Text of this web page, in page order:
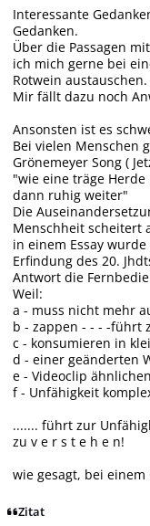
Interessante
Gedanken.
Über die Passagen
ich mich gerne bei
Rotwein austauschen.
Mir fällt dazu noch
Ansonsten ist es
Bei vielen Menschen
Grönemeyer Song (
"wie eine träge
dann ruhig weiter"
Die
Menschheit scheitert
in einem Essay
Erfindung des 20.
Antwort die
Weil:
a - muss nicht mehr
b - zappen - - - -führt
c - konsumieren in
d - einer geänderten
e - Videoclip
f - Unfähigkeit
....... führt zur
zu v e r s t e h e n!
wie gesagt, bei
Zitat